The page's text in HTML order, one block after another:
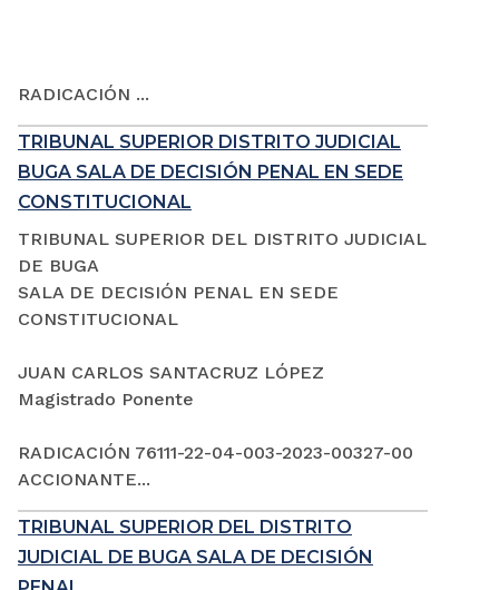
RADICACIÓN ...
TRIBUNAL SUPERIOR DISTRITO JUDICIAL
BUGA SALA DE DECISIÓN PENAL EN SEDE
CONSTITUCIONAL
TRIBUNAL SUPERIOR DEL DISTRITO JUDICIAL
DE BUGA
SALA DE DECISIÓN PENAL EN SEDE
CONSTITUCIONAL
JUAN CARLOS SANTACRUZ LÓPEZ
Magistrado Ponente
RADICACIÓN 76111-22-04-003-2023-00327-00
ACCIONANTE...
TRIBUNAL SUPERIOR DEL DISTRITO
JUDICIAL DE BUGA SALA DE DECISIÓN